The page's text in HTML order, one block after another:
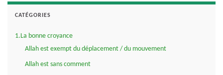
CATÉGORIES
1.La bonne croyance
Allah est exempt du déplacement / du mouvement
Allah est sans comment